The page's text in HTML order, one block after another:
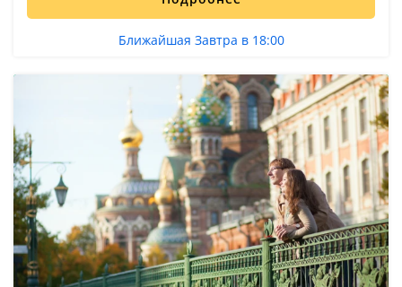
Ближайшая Завтра в 18:00